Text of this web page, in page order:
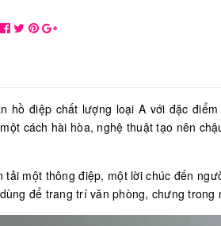
hồ điệp chất lượng loại A với đặc
cách hài hòa, nghệ thuật tạo nên
một thông điệp, một lời chúc đến
để trang trí văn phòng, chưng trong